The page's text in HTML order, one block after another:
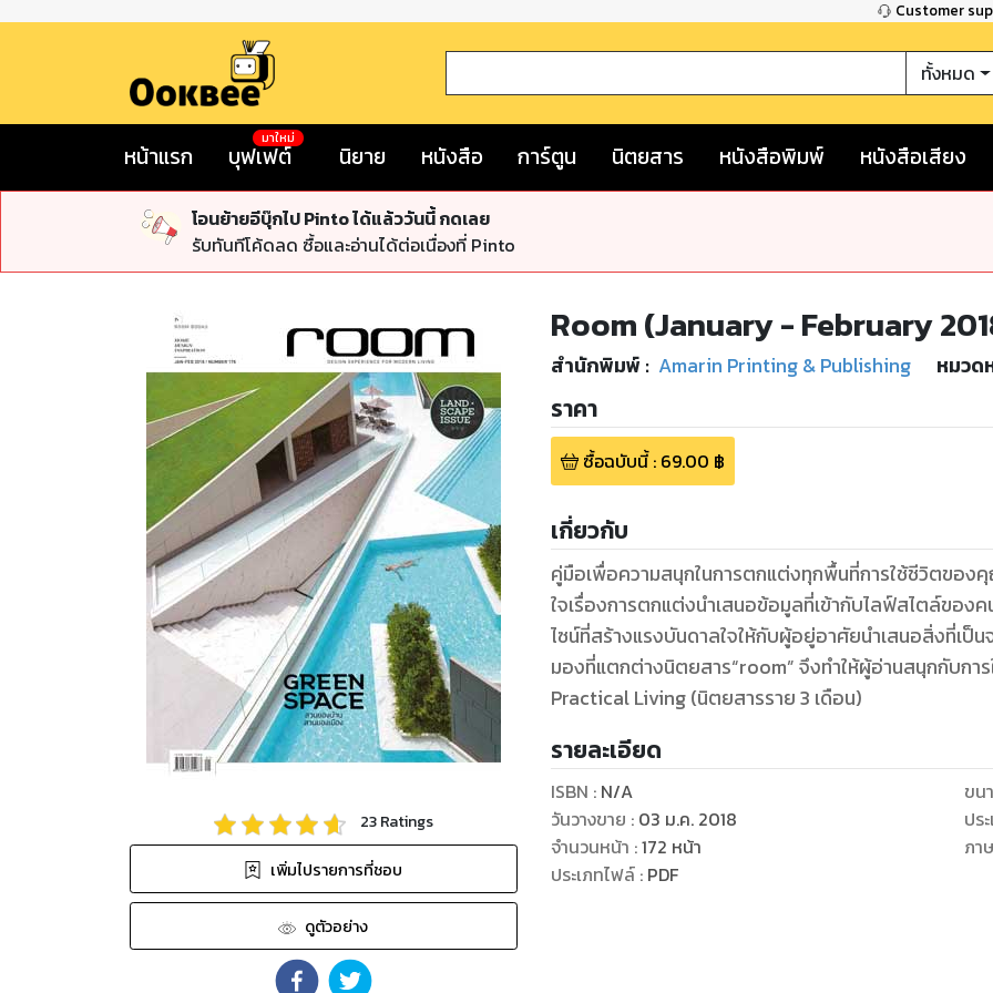
Customer
ทั้งหมด
หน้าแรก บุฟเฟต์
มาใหม่
นิยาย หนังสือ การ์ตูน นิตยสาร หนังสือพิมพ์ หนังสือเสียง
โอนย้ายอีบุ๊กไป Pinto ได้แล้ววันนี้ กดเลย
รับทันทีโค้ดลด ซื้อและอ่านได้ต่อเนื่องที่ Pinto
23Ratings
เพิ่มไปรายการที่ชอบ
ดูตัวอย่าง
Room (January - February
สำนักพิมพ์ : Amarin Printing & Publishing หมวด
ราคา
ซื้อฉบับนี้: 69.00 ฿
เกี่ยวกับ
คู่มือเพื่อความสนุกในการตกแต่งทุกพื้นที่การใช้ชีวิตของ
ใจเรื่องการตกแต่งนำเสนอข้อมูลที่เข้ากับไลฟ์สไตล์ของ
ไซน์ที่สร้างแรงบันดาลใจให้กับผู้อยู่อาศัยนำเสนอสิ่งที่เ
มองที่แตกต่างนิตยสาร“room” จึงทำให้ผู้อ่านสนุกกับก
Practical Living (นิตยสารราย 3 เดือน)
รายละเอียด
ISBN : N/A
วันวางขาย : 03 ม.ค. 2018
จำนวนหน้า :172 หน้า
ประเภทไฟล์: PDF
ขน
ปร
ภา